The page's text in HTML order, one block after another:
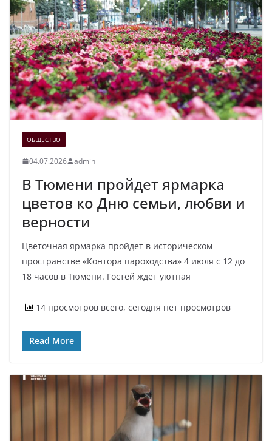
ОБЩЕСТВО
04.07.2026 admin
В Тюмени пройдет ярмарка
цветов ко Дню семьи, любви и
верности
Цветочная ярмарка пройдет в историческом
пространстве «Контора пароходства» 4 июля с 12 до
18 часов в Тюмени. Гостей ждет уютная
14 просмотров всего, сегодня нет просмотров
Read More